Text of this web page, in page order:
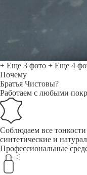
+ Еще 3 фото + Еще 4
Почему
Братья Чистовы?
Работаем с любыми
Соблюдаем все
синтетические и
Профессиональные